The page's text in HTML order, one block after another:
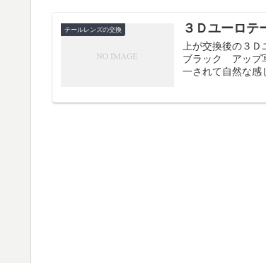
テールレンズの交換 ３Ｄユーロテ
上が交換後の３
ブラック アップ
一されて自然な感